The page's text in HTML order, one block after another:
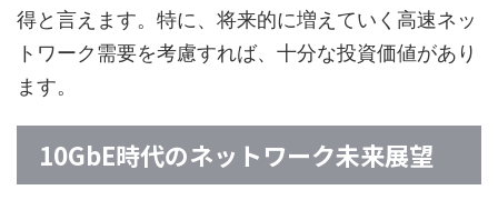
得と言えます。特に、将来的に増えていく高速ネッ
トワーク需要を考慮すれば、十分な投資価値があり
ます。
10GbE時代のネットワーク未来展望